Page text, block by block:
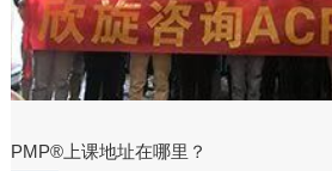
PMP®上课地址在哪里？